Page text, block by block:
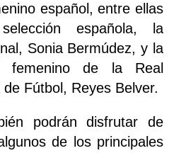
español, entre ellas
española, la
Sonia Bermúdez, y la
femenino de la Real
Fútbol, Reyes Belver.
podrán disfrutar de
de los principales